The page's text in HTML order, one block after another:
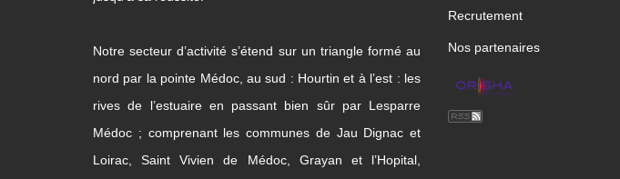
Notre secteur d’activité s’étend sur un triangle formé au
nord par la pointe Médoc, au sud : Hourtin et à l’est : les
rives de l’estuaire en passant bien sûr par Lesparre
Médoc ; comprenant les communes de Jau Dignac et
Loirac, Saint Vivien de Médoc, Grayan et l’Hopital,
Recrutement
Nos partenaires